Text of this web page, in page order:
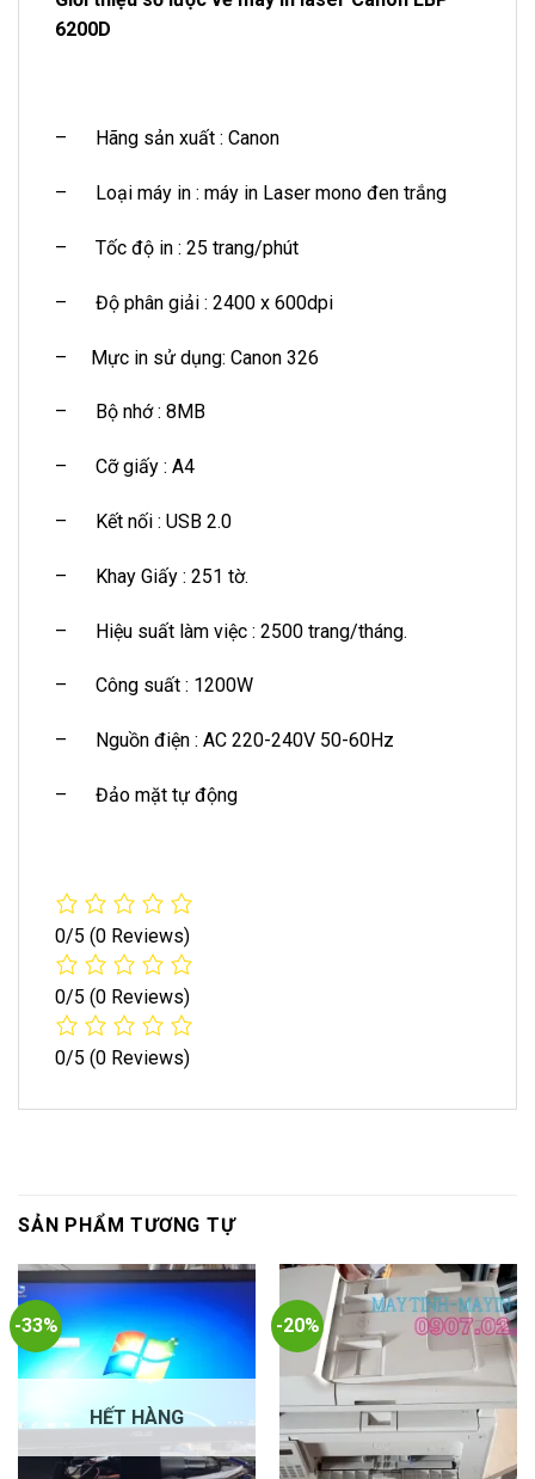
6200D
– Hãng sản xuất : Canon
– Loại máy in : máy in Laser mono đen trắng
– Tốc độ in : 25 trang/phút
– Độ phân giải : 2400 x 600dpi
– Mực in sử dụng: Canon 326
– Bộ nhớ : 8MB
– Cỡ giấy : A4
– Kết nối : USB 2.0
– Khay Giấy : 251 tờ.
– Hiệu suất làm việc : 2500 trang/tháng.
– Công suất : 1200W
– Nguồn điện : AC 220-240V 50-60Hz
– Đảo mặt tự động
0/5 (0 Reviews)
0/5 (0 Reviews)
0/5 (0 Reviews)
SẢN PHẨM TƯƠNG TỰ
-33%
HẾT HÀNG
-20%